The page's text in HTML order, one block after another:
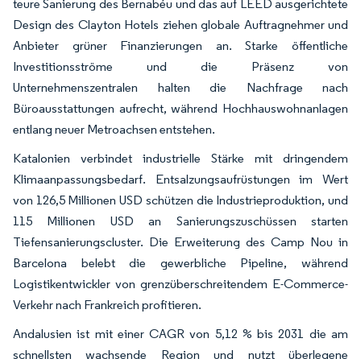
teure Sanierung des Bernabéu und das auf LEED ausgerichtete
Design des Clayton Hotels ziehen globale Auftragnehmer und
Anbieter grüner Finanzierungen an. Starke öffentliche
Investitionsströme und die Präsenz von
Unternehmenszentralen halten die Nachfrage nach
Büroausstattungen aufrecht, während Hochhauswohnanlagen
entlang neuer Metroachsen entstehen.
Katalonien verbindet industrielle Stärke mit dringendem
Klimaanpassungsbedarf. Entsalzungsaufrüstungen im Wert
von 126,5 Millionen USD schützen die Industrieproduktion, und
115 Millionen USD an Sanierungszuschüssen starten
Tiefensanierungscluster. Die Erweiterung des Camp Nou in
Barcelona belebt die gewerbliche Pipeline, während
Logistikentwickler von grenzüberschreitendem E-Commerce-
Verkehr nach Frankreich profitieren.
Andalusien ist mit einer CAGR von 5,12 % bis 2031 die am
schnellsten wachsende Region und nutzt überlegene